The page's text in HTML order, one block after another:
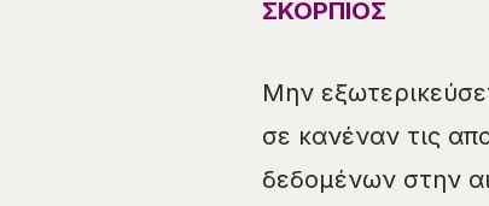
ΣΚΟΡΠΙΟΣ
Μην
σε κανέναν τις
δεδομένων στην